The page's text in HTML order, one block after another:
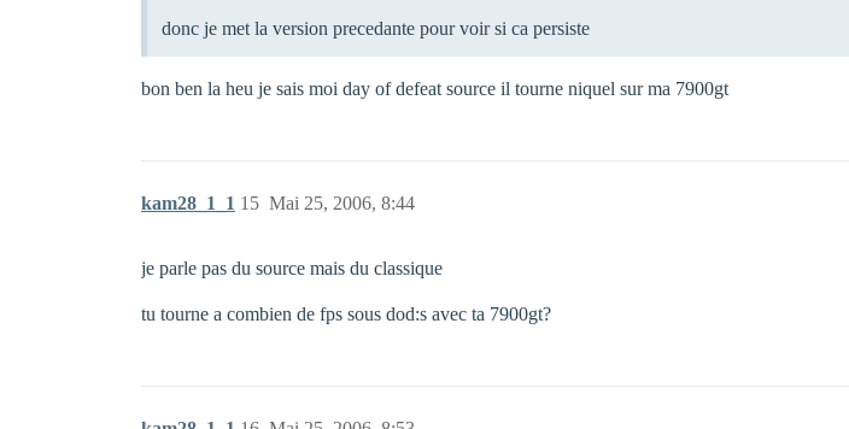
donc je met la version precedante pour voir si ca persiste
bon ben la heu je sais moi day of defeat source il tourne niquel sur ma 7900gt
kam28_1_1 Mai 25, 2006, 8:44
15
je parle pas du source mais du classique
tu tourne a combien de fps sous dod:s avec ta 7900gt?